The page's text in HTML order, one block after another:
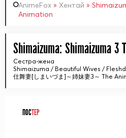
Выберите одну
AnimeFox » Хентай »
Animation
Shimaizuma: Shimaizuma 3
Сестра-жена
Shimaizuma / Beautiful Wives /
仕舞妻[しまいづま]～姉妹妻3～ The
ПОСТЕР